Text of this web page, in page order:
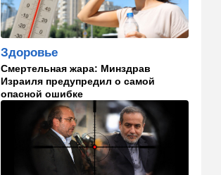
11:35 Израиль
США и Израиль могут
перейти к беспрецедентному
оборонному партнерству
11:03 Общество
Найдено сильно
разложившееся тело:
поиски 23-летнего парня
приняли трагический оборот
Здоровье
Смертельная жара: Минздрав
Израиля предупредил о самой
опасной ошибке